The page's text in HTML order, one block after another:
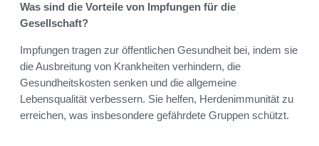
Was sind die Vorteile von Impfungen für die
Gesellschaft?
Impfungen tragen zur öffentlichen Gesundheit bei, indem sie
die Ausbreitung von Krankheiten verhindern, die
Gesundheitskosten senken und die allgemeine
Lebensqualität verbessern. Sie helfen, Herdenimmunität zu
erreichen, was insbesondere gefährdete Gruppen schützt.